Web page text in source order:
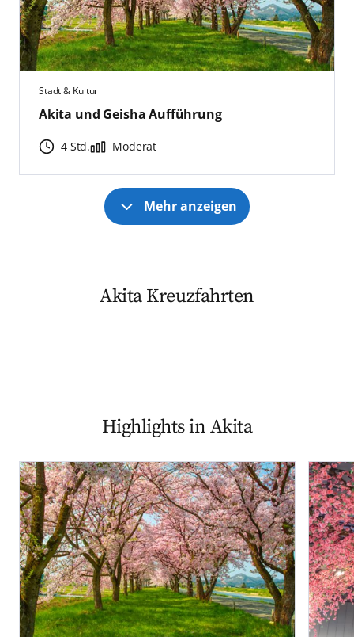
Stadt & Kultur
Akita und Geisha Aufführung
4 Std. Moderat
Mehr anzeigen
Akita Kreuzfahrten
Highlights in Akita